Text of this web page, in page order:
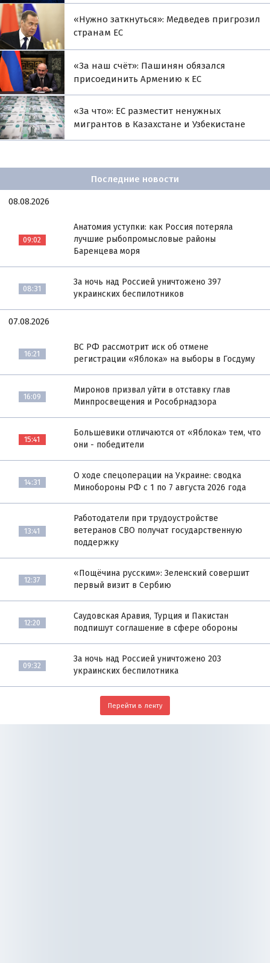
«Нужно заткнуться»: Медведев пригрозил
странам ЕС
«За наш счёт»: Пашинян обязался
присоединить Армению к ЕС
«За что»: ЕС разместит ненужных
мигрантов в Казахстане и Узбекистане
Последние новости
08.08.2026
09:02
Анатомия уступки: как Россия потеряла
лучшие рыбопромысловые районы
Баренцева моря
08:31
За ночь над Россией уничтожено 397
украинских беспилотников
07.08.2026
16:21
ВС РФ рассмотрит иск об отмене
регистрации «Яблока» на выборы в Госдуму
16:09
Миронов призвал уйти в отставку глав
Минпросвещения и Рособрнадзора
15:41
Большевики отличаются от «Яблока» тем, что
они - победители
14:31
О ходе спецоперации на Украине: сводка
Минобороны РФ с 1 по 7 августа 2026 года
13:41
Работодатели при трудоустройстве
ветеранов СВО получат государственную
поддержку
12:37
«Пощёчина русским»: Зеленский совершит
первый визит в Сербию
12:20
Саудовская Аравия, Турция и Пакистан
подпишут соглашение в сфере обороны
09:32
За ночь над Россией уничтожено 203
украинских беспилотника
Перейти в ленту